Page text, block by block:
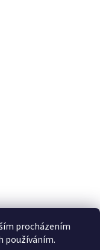
procházením
používáním.
—